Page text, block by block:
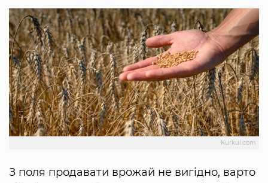
Kurkul.com
З поля продавати врожай не вигідно, варто